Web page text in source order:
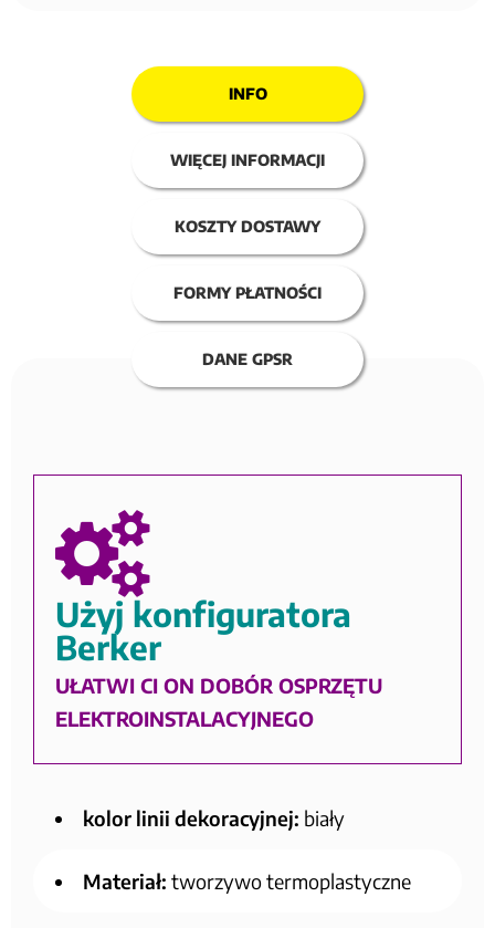
INFO
WIĘCEJ INFORMACJI
KOSZTY DOSTAWY
FORMY PŁATNOŚCI
DANE GPSR
Użyj konfiguratora
Berker
UŁATWI CI ON DOBÓR OSPRZĘTU
ELEKTROINSTALACYJNEGO
kolor linii dekoracyjnej: biały
Materiał: tworzywo termoplastyczne